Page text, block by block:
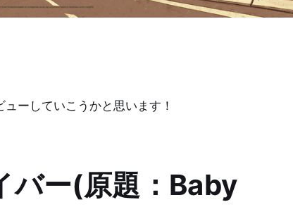
ーしていこうかと思います！
バー(原題：Baby